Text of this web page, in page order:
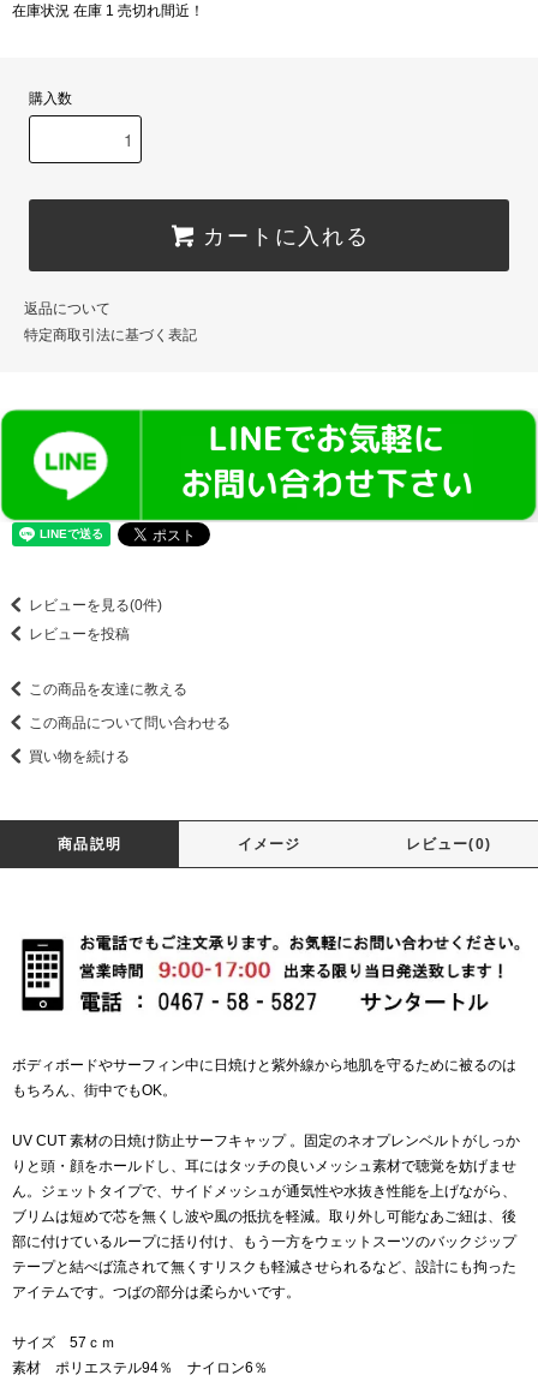
在庫状況 在庫 1 売切れ間近！
購入数
カートに入れる
返品について
特定商取引法に基づく表記
レビューを見る(0件)
レビューを投稿
この商品を友達に教える
この商品について問い合わせる
買い物を続ける
商品説明 イメージ レビュー(0)
ボディボードやサーフィン中に日焼けと紫外線から地肌を守るために被るのは
もちろん、街中でもOK。
UV CUT 素材の日焼け防止サーフキャップ 。固定のネオプレンベルトがしっか
りと頭・顔をホールドし、耳にはタッチの良いメッシュ素材で聴覚を妨げませ
ん。ジェットタイプで、サイドメッシュが通気性や水抜き性能を上げながら、
ブリムは短めで芯を無くし波や風の抵抗を軽減。取り外し可能なあご紐は、後
部に付けているループに括り付け、もう一方をウェットスーツのバックジップ
テープと結べば流されて無くすリスクも軽減させられるなど、設計にも拘った
アイテムです。つばの部分は柔らかいです。
サイズ 57ｃｍ
素材 ポリエステル94％ ナイロン6％